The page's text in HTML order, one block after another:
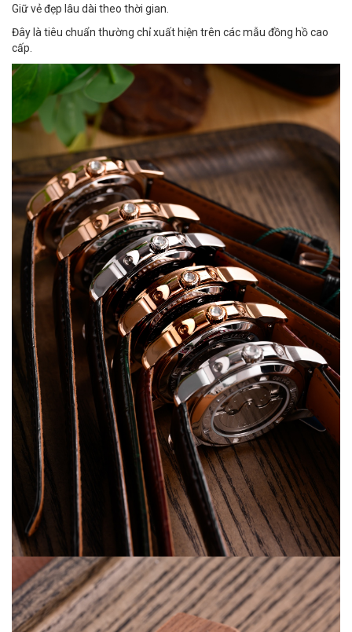
Giữ vẻ đẹp lâu dài theo thời gian.
Đây là tiêu chuẩn thường chỉ xuất hiện trên các mẫu đồng hồ cao
cấp.